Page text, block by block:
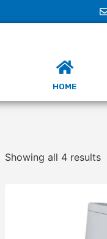
HOME
Showing all 4 results